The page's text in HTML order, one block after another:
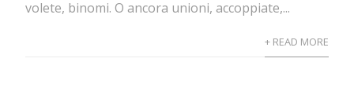
volete, binomi. O ancora unioni, accoppiate,...
+ READ MORE